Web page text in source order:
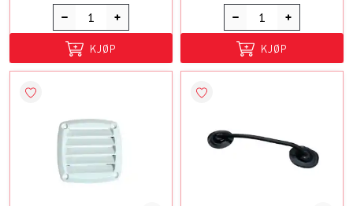
KJØP KJØP